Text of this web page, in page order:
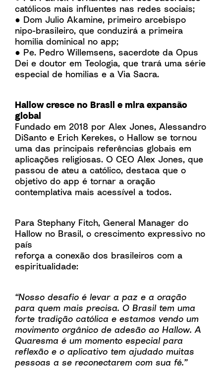
católicos mais influentes nas redes sociais;
● Dom Julio Akamine, primeiro arcebispo
nipo-brasileiro, que conduzirá a primeira
homilia dominical no app;
● Pe. Pedro Willemsens, sacerdote da Opus
Dei e doutor em Teologia, que trará uma série
especial de homilias e a Via Sacra.
Hallow cresce no Brasil e mira expansão
global
Fundado em 2018 por Alex Jones, Alessandro
DiSanto e Erich Kerekes, o Hallow se tornou
uma das principais referências globais em
aplicações religiosas. O CEO Alex Jones, que
passou de ateu a católico, destaca que o
objetivo do app é tornar a oração
contemplativa mais acessível a todos.
Para Stephany Fitch, General Manager do
Hallow no Brasil, o crescimento expressivo no
país
reforça a conexão dos brasileiros com a
espiritualidade:
“Nosso desafio é levar a paz e a oração
para quem mais precisa. O Brasil tem uma
forte tradição católica e estamos vendo um
movimento orgânico de adesão ao Hallow. A
Quaresma é um momento especial para
reflexão e o aplicativo tem ajudado muitas
pessoas a se reconectarem com sua fé.”